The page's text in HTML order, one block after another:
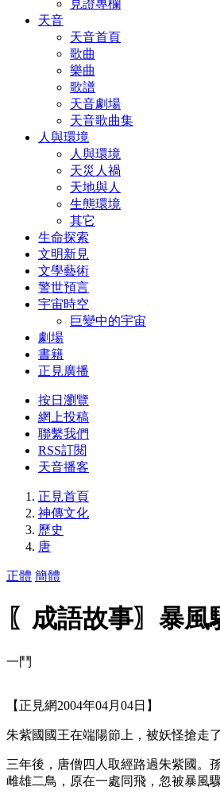
見證專欄
天音
天音首頁
歌曲
樂曲
歌譜
天音劇場
天音歌曲集
人與環境
人與環境
天災人禍
天地與人
生態環境
其它
生命探索
文明新見
文學藝術
警世預言
宇宙時空
巨變中的宇宙
劇場
書籍
正見廣播
按日瀏覽
網上投稿
聯繫我們
RSS訂閱
天音播客
正見首頁
神傳文化
歷史
唐
正體 簡體
〖成語故事〗暴風
一鬥
【正見網2004年04月04日】
朱紫國國王在端陽節上，被妖怪搶走
三年後，唐僧四人取經路過朱紫國。
雌雄二鳥，原在一處同飛，忽被暴風